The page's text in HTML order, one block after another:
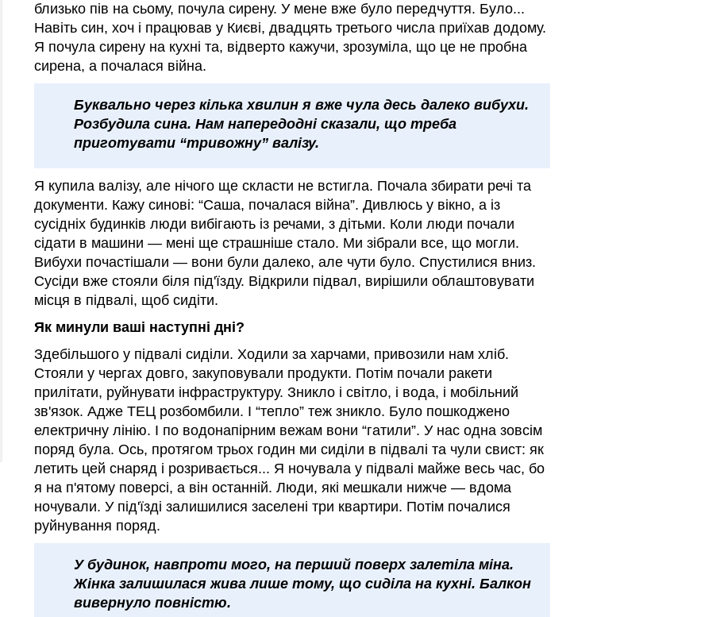
близько пів на сьому, почула сирену. У мене вже було передчуття. Було...
Навіть син, хоч і працював у Києві, двадцять третього числа приїхав додому.
Я почула сирену на кухні та, відверто кажучи, зрозуміла, що це не пробна
сирена, а почалася війна.
Буквально через кілька хвилин я вже чула десь далеко вибухи.
Розбудила сина. Нам напередодні сказали, що треба
приготувати “тривожну” валізу.
Я купила валізу, але нічого ще скласти не встигла. Почала збирати речі та
документи. Кажу синові: “Саша, почалася війна”. Дивлюсь у вікно, а із
сусідніх будинків люди вибігають із речами, з дітьми. Коли люди почали
сідати в машини — мені ще страшніше стало. Ми зібрали все, що могли.
Вибухи почастішали — вони були далеко, але чути було. Спустилися вниз.
Сусіди вже стояли біля під'їзду. Відкрили підвал, вирішили облаштовувати
місця в підвалі, щоб сидіти.
Як минули ваші наступні дні?
Здебільшого у підвалі сиділи. Ходили за харчами, привозили нам хліб.
Стояли у чергах довго, закуповували продукти. Потім почали ракети
прилітати, руйнувати інфраструктуру. Зникло і світло, і вода, і мобільний
зв'язок. Адже ТЕЦ розбомбили. І “тепло” теж зникло. Було пошкоджено
електричну лінію. І по водонапірним вежам вони “гатили”. У нас одна зовсім
поряд була. Ось, протягом трьох годин ми сиділи в підвалі та чули свист: як
летить цей снаряд і розривається... Я ночувала у підвалі майже весь час, бо
я на п'ятому поверсі, а він останній. Люди, які мешкали нижче — вдома
ночували. У під'їзді залишилися заселені три квартири. Потім почалися
руйнування поряд.
У будинок, навпроти мого, на перший поверх залетіла міна.
Жінка залишилася жива лише тому, що сиділа на кухні. Балкон
вивернуло повністю.